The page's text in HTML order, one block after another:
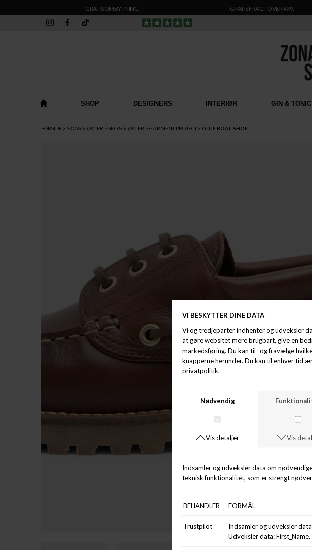
GRATIS OMBYTNING GRATIS FRAGT OVER 499,-
SHOP DESIGNERS INTERIØR GIN & TONIC
FORSIDE SKO & STØVLER SKO & STØVLER GARMENT PROJECT OLLIE BOAT SHOE